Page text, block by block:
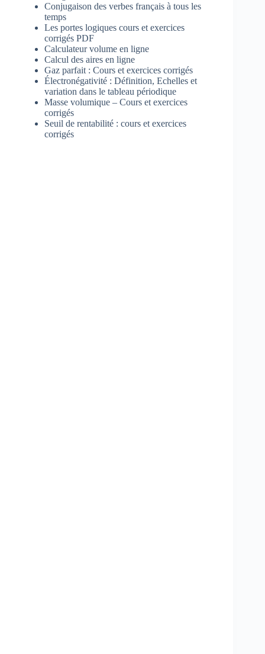
Conjugaison des verbes français à tous les
temps
Les portes logiques cours et exercices
corrigés PDF
Calculateur volume en ligne
Calcul des aires en ligne
Gaz parfait : Cours et exercices corrigés
Électronégativité : Définition, Echelles et
variation dans le tableau périodique
Masse volumique – Cours et exercices
corrigés
Seuil de rentabilité : cours et exercices
corrigés